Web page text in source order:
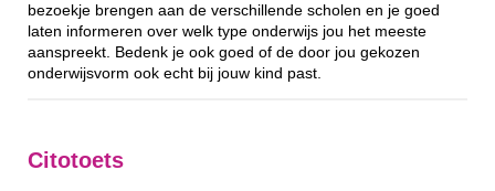
bezoekje brengen aan de verschillende scholen en je goed
laten informeren over welk type onderwijs jou het meeste
aanspreekt. Bedenk je ook goed of de door jou gekozen
onderwijsvorm ook echt bij jouw kind past.
Citotoets